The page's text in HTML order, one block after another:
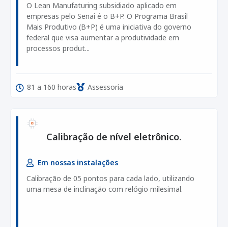
O Lean Manufaturing subsidiado aplicado em
empresas pelo Senai é o B+P. O Programa Brasil
Mais Produtivo (B+P) é uma iniciativa do governo
federal que visa aumentar a produtividade em
processos produt...
81 a 160 horas Assessoria
Calibração de nível eletrônico.
Em nossas instalações
Calibração de 05 pontos para cada lado, utilizando
uma mesa de inclinação com relógio milesimal.